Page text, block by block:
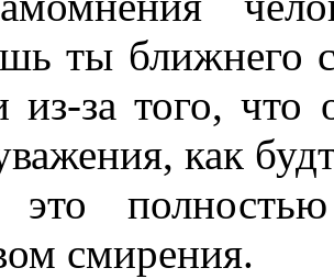
ты ближнего
из-за того,
как
полностью
смирения.